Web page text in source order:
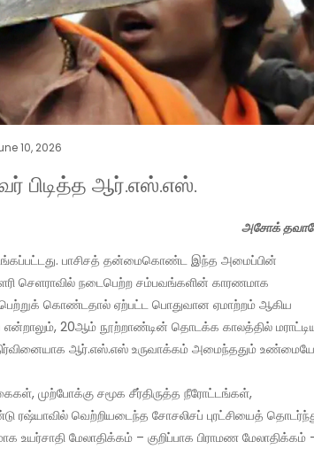
10, 2026
பிடித்த ஆர்.எஸ்.எஸ்.
அசோக்
செளராவில் நடைபெற்ற சம்பவங்களின் காரணமாக
கொண்டதால் ஏற்பட்ட பொதுவான ஏமாற்றம் ஆகிய
20ஆம் நூற்றாண்டின் தொடக்க காலத்தில்
ஆர்.எஸ்.எஸ் உருவாக்கம் அமைந்ததும் உண்மையே
முற்போக்கு சமூக சீர்திருத்த நீரோட்டங்கள்,
ரஷ்யாவில் வெற்றியடைந்த சோசலிசப் புரட்சியைத்
மேலாதிக்கம் – குறிப்பாக பிராமண மேலாதிக்கம்